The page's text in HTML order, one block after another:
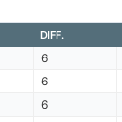
DIFF.
6
6
6